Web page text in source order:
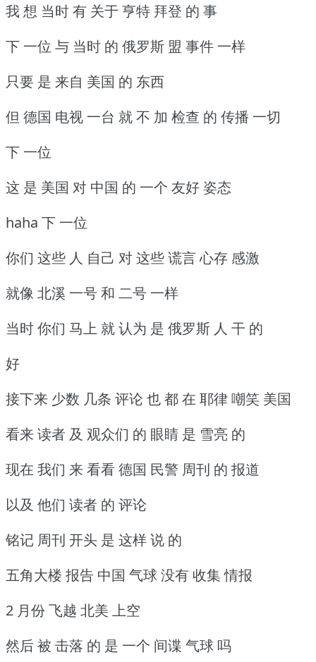
我 想 当时 有 关于 亨特 拜登 的 事
下 一位 与 当时 的 俄罗斯 盟 事件 一样
只要 是 来自 美国 的 东西
但 德国 电视 一台 就 不 加 检查 的 传播 一切
下 一位
这 是 美国 对 中国 的 一个 友好 姿态
haha 下 一位
你们 这些 人 自己 对 这些 谎言 心存 感激
就像 北溪 一号 和 二号 一样
当时 你们 马上 就 认为 是 俄罗斯 人 干 的
好
接下来 少数 几条 评论 也 都 在 耶律 嘲笑 美国
看来 读者 及 观众们 的 眼睛 是 雪亮 的
现在 我们 来 看看 德国 民警 周刊 的 报道
以及 他们 读者 的 评论
铭记 周刊 开头 是 这样 说 的
五角大楼 报告 中国 气球 没有 收集 情报
2 月份 飞越 北美 上空
然后 被 击落 的 是 一个 间谍 气球 吗